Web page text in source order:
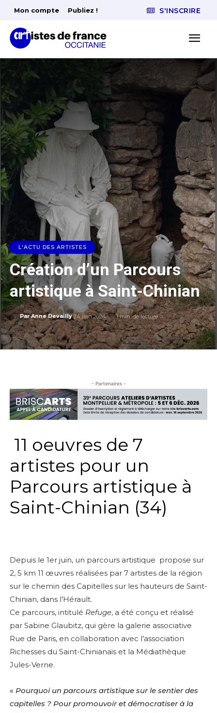
Mon compte Publiez ! S'INSCRIRE
L'ACTU DES ARTISTES
Création d’un Parcours
artistique à Saint-Chinian
Par Anne Devailly 24 juin 2024 1min. de lecture
- Partenaires -
11 oeuvres de 7
artistes pour un
Parcours artistique à
Saint-Chinian (34)
Depuis le 1er juin, un parcours artistique propose sur
2, 5 km 11 œuvres réalisées par 7 artistes de la région
sur le chemin des Capitelles sur les hauteurs de Saint-
Chinian, dans l’Hérault.
Ce parcours, intitulé Refuge, a été conçu et réalisé
par Sabine Glaubitz, qui gère la galerie associative
Rue de Paris, en collaboration avec l’association
Richesses du Saint-Chinianais et la Médiathèque
Jules-Verne.
« Pourquoi un parcours artistique sur le sentier des
capitelles ? Pour promouvoir et démocratiser à la